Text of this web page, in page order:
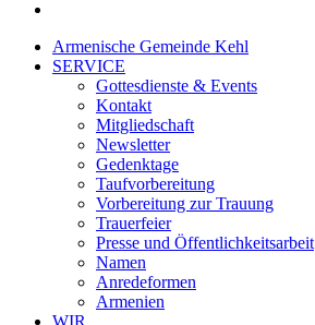
Armenische Gemeinde Kehl
SERVICE
Gottesdienste & Events
Kontakt
Mitgliedschaft
Newsletter
Gedenktage
Taufvorbereitung
Vorbereitung zur Trauung
Trauerfeier
Presse und Öffentlichkeitsarbeit
Namen
Anredeformen
Armenien
WIR…